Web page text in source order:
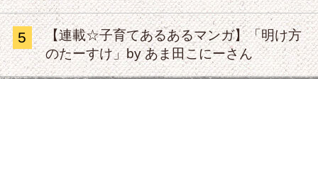
5
【連載☆子育てあるあるマンガ】「明け方
のたーすけ」by あま田こにーさん